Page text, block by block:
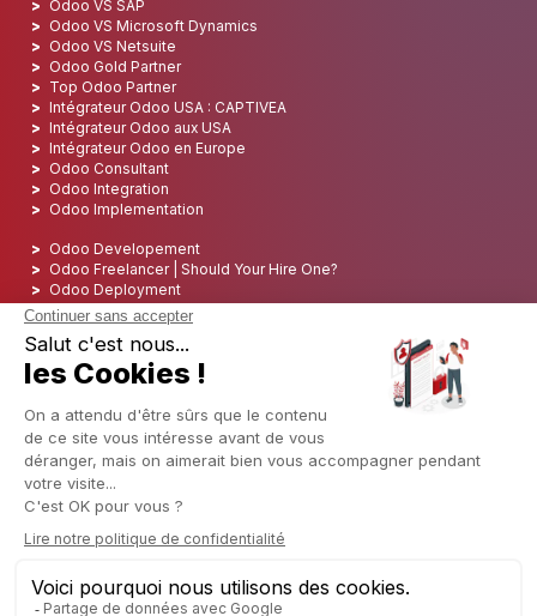
Découvrez Odoo
Odoo ERP, le meilleur système ERP
Tout ce que vous devez savoir sur Odoo
Odoo ERP : Comment le mettre en place ?
Tarifs Odoo
Documentation d'Odoo
Odoo et évolutivité
Connecteur Odoo
Odoo Shopify
Intégration Odoo Quickbooks
Odoo CRM
Odoo Inventory
Odoo Sales Forces
Odoo Pipeline management
Odoo Point of Sales
Découvrez plus d'applications Odoo
Odoo VS SAP
Odoo VS Netsuite
Odoo Gold Partner
Top Odoo Partner
Intégrateur Odoo USA : CAPTIVEA
Intégrateur Odoo aux USA
Intégrateur Odoo en Europe
Odoo Consultant
Odoo Implementation